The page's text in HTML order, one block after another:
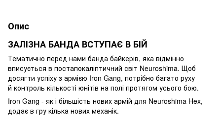
Опис
ЗАЛІЗНА БАНДА ВСТУПАЄ В БІЙ
Тематично перед нами банда байкерів, яка відмінно
вписується в постапокаліптичний світ Neuroshima. Щоб
досягти успіху з армією Iron Gang, потрібно багато руху
й контроль кількості юнітів на полі протягом усього бою.
Iron Gang - як і більшість нових армій для Neuroshima Hex,
додає в гру кілька нових механік.